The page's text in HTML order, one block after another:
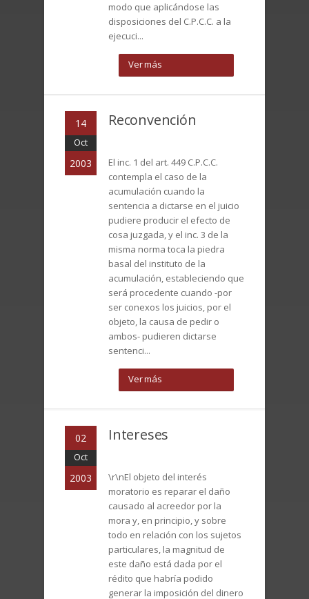
modo que aplicándose las
disposiciones del C.P.C.C. a la
ejecuci...
Ver más
14
Oct
2003
Reconvención
El inc. 1 del art. 449 C.P.C.C.
contempla el caso de la
acumulación cuando la
sentencia a dictarse en el juicio
pudiere producir el efecto de
cosa juzgada, y el inc. 3 de la
misma norma toca la piedra
basal del instituto de la
acumulación, estableciendo que
será procedente cuando -por
ser conexos los juicios, por el
objeto, la causa de pedir o
ambos- pudieren dictarse
sentenci...
Ver más
02
Oct
2003
Intereses
\r\nEl objeto del interés
moratorio es reparar el daño
causado al acreedor por la
mora y, en principio, y sobre
todo en relación con los sujetos
particulares, la magnitud de
este daño está dada por el
rédito que habría podido
generar la imposición del dinero